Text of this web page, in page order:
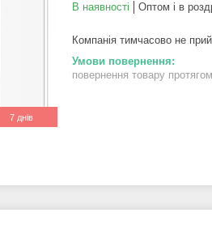
7 днів
В наявності Оптом і в
Компанія тимчасово не
повернення товару